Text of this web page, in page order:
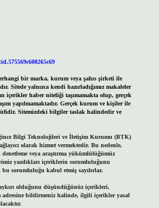
bir marka, kurum veya şahıs şirketi ile
Sitede yalnızca kendi hazırladığımız makaleler
içerikler haber niteliği taşımamakta olup, gerçek
yapılmamaktadır. Gerçek kurum ve kişiler ile
Sitemizdeki bilgiler taslak halindedir ve
Bilgi Teknolojileri ve İletişim Kurumu (BTK)
olarak hizmet vermektedir. Bu nedenle,
veya araştırma yükümlülüğümüz
yazdıkları içeriklerin sorumluluğunu
bu sorumluluğu kabul etmiş sayılırlar.
olduğunu düşündüğünüz içerikleri,
adresine bildirmeniz halinde, ilgili içerikler yasal